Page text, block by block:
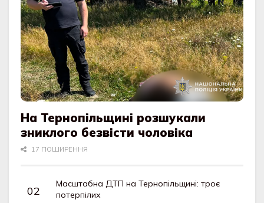
На Тернопільщині розшукали
зниклого безвісти чоловіка
17 ПОШИРЕННЯ
Масштабна ДТП на Тернопільщині: троє
потерпілих